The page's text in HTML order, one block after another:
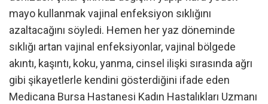
mayo kullanmak vajinal enfeksiyon sıklığını
azaltacağını söyledi. Hemen her yaz döneminde
sıklığı artan vajinal enfeksiyonlar, vajinal bölgede
akıntı, kaşıntı, koku, yanma, cinsel ilişki sırasında ağrı
gibi şikayetlerle kendini gösterdiğini ifade eden
Medicana Bursa Hastanesi Kadın Hastalıkları Uzmanı